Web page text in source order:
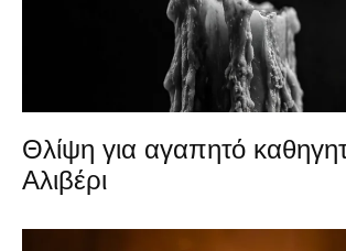
Θλίψη για αγαπητό
Αλιβέρι